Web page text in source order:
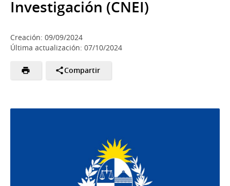
navegación
Investigación (CNEI)
Creación: 09/09/2024
Última actualización: 07/10/2024
Compartir